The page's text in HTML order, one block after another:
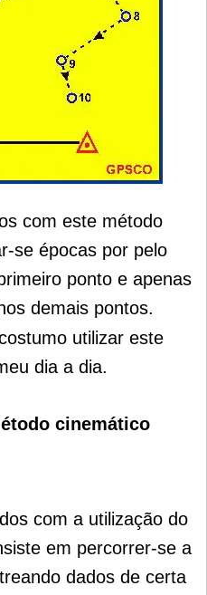
com este método
se épocas por pelo
ponto e apenas
demais pontos.
utilizar este
dia a dia.
cinemático
com a utilização do
em percorrer-se a
dados de certa